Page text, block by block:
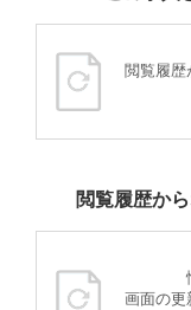
閲覧履歴
閲覧履歴か
画面の更